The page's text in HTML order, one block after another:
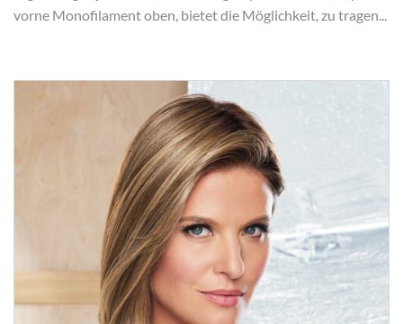
vorne Monofilament oben, bietet die Möglichkeit, zu tragen...